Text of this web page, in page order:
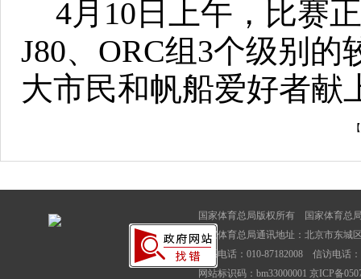
4月10日上午，比赛
J80、ORC组3个级别
大市民和帆船爱好者献